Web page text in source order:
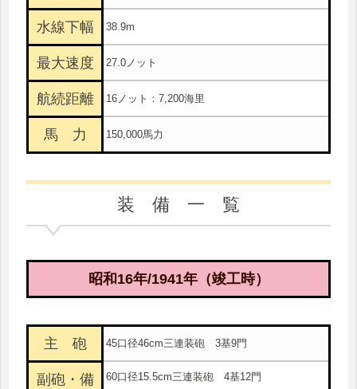
水線下幅 38.9m
最大速度 27.0ノット
航続距離 16ノット：7,200海里
馬 力 150,000馬力
装 備 一 覧
昭和16年/1941年（竣工時）
主 砲 45口径46cm三連装砲 3基9門
副砲・備
60口径15.5cm三連装砲 4基12門